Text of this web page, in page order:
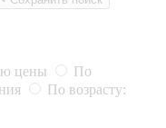
цены
По
По возрасту: